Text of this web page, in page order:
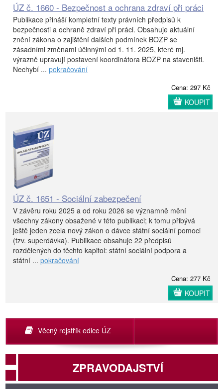
ÚZ č. 1660 - Bezpečnost a ochrana zdraví při práci
Publikace přináší kompletní texty právních předpisů k
bezpečnosti a ochraně zdraví při práci. Obsahuje aktuální
znění zákona o zajištění dalších podmínek BOZP se
zásadními změnami účinnými od 1. 11. 2025, které mj.
výrazně upravují postavení koordinátora BOZP na staveništi.
Nechybí ... pokračování
Cena: 297 Kč
KOUPIT
ÚZ č. 1651 - Sociální zabezpečení
V závěru roku 2025 a od roku 2026 se významně mění
všechny zákony obsažené v této publikaci; k tomu přibývá
ještě jeden zcela nový zákon o dávce státní sociální pomoci
(tzv. superdávka). Publikace obsahuje 22 předpisů
rozdělených do těchto kapitol: státní sociální podpora a
státní ... pokračování
Cena: 277 Kč
KOUPIT
Věcný rejstřík edice ÚZ
ZPRAVODAJSTVÍ